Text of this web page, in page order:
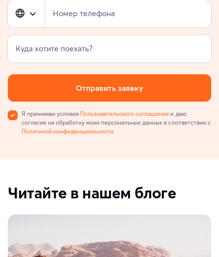
Номер телефона
Куда хотите поехать?
Отправить заявку
Я принимаю условия Пользовательского соглашения и даю
согласие на обработку моих персональных данных в соответствии с
Политикой конфиденциальности
Читайте в нашем блоге